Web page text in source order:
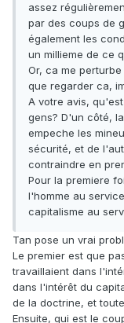
assez
par des coups de
également les
un millieme de ce
Or, ca me
que regarder ca,
A votre avis,
gens? D'un côté,
empeche les
sécurité, et de
contraindre en
Pour la premiere
l'homme au
capitalisme au
Tan pose un vrai
Le premier est que
travaillaient dans
dans l'intérêt du
de la doctrine, et
Ensuite, qui est le